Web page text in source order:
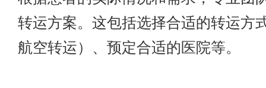
转运方案。这包括选择合适的转运方
航空转运）、预定合适的医院等。